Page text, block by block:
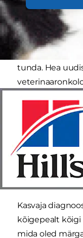
Lemmiklooma
üle jõu käiv ja
neid
pärast ja
tunda. Hea
paljude
sinu lemmiku
neljajalgne
siit artiklist
teekonnal.
Kasvaja
kõigepealt
mida oled